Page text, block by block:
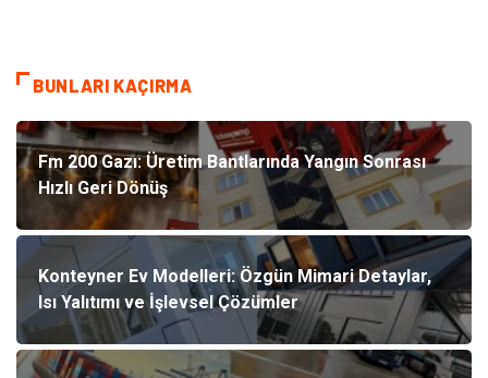
BUNLARI KAÇIRMA
Fm 200 Gazı: Üretim Bantlarında Yangın Sonrası
Hızlı Geri Dönüş
Konteyner Ev Modelleri: Özgün Mimari Detaylar,
Isı Yalıtımı ve İşlevsel Çözümler